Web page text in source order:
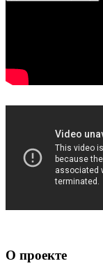
О проекте